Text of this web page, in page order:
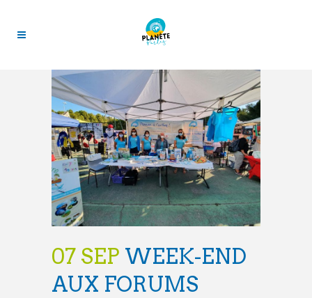
07 SEP WEEK-END
AUX FORUMS